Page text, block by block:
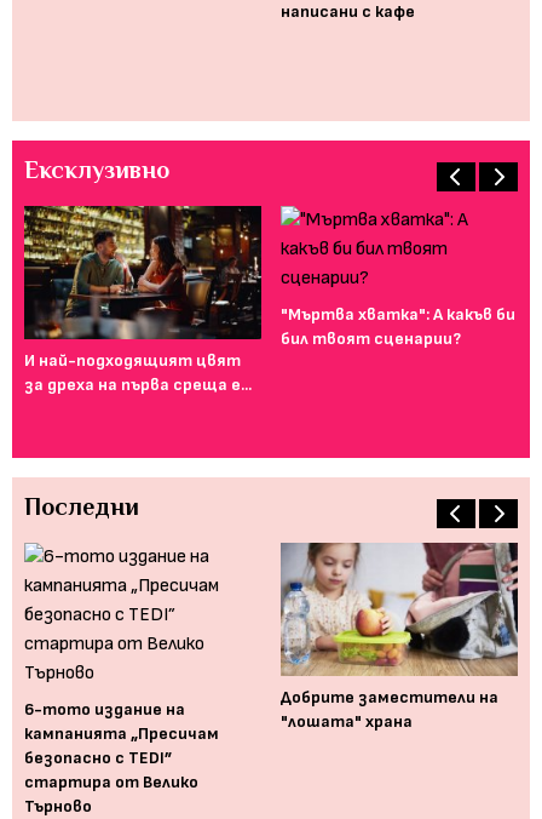
написани с кафе
Ексклузивно
И най-подходящият цвят
за дреха на първа среща е...
"Мъртва хватка": А какъв би
бил твоят сценарии?
Последни
6-тото издание на
кампанията „Пресичам
безопасно с TEDI”
стартира от Велико
Търново
Добрите заместители на
"лошата" храна